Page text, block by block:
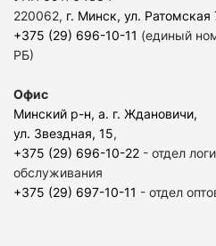
220062, г. Минск, ул. Ратомская
+375 (29) 696-10-11 (единый
РБ)
Офис
Минский р-н, а. г. Ждановичи,
ул. Звездная, 15,
+375 (29) 696-10-22 - отдел
обслуживания
+375 (29) 697-10-11 - отдел